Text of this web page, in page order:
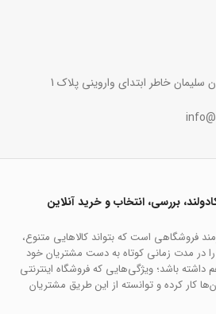
سلیمان خاطر ابتدای واروینی پلاک 1
بررسی، انتخاب و خرید آنلاین
فروشگاهی است که بتواند کالاهایی متنوع،
در مدت زمانی کوتاه به دست مشتریان خود
باشد؛ ویژگی‌هایی که فروشگاه اینترنتی
کار کرده و توانسته از این طریق مشتریان